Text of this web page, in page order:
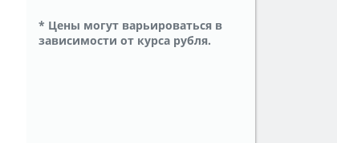
* Цены могут варьироваться в
зависимости от курса рубля.